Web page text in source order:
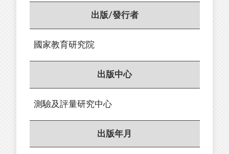
出版/發行者
國家教育研究院
出版中心
測驗及評量研究中心
出版年月